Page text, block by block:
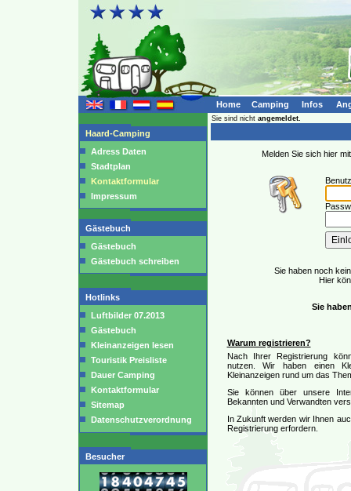
Home Camping Infos
Haard-Camping
Adress Daten
Stadtplan
Kontaktformular
Impressum
Gästebuch
Gästebuch
Gästebuch schreiben
Hotlinks
Luftbilder 07.2013
Gästebuch
Kleinanzeigen lesen
Touristik Preisliste
Dauer Camping
Kontaktformular
Sitemap
Datenschutzverordnung
Besucher
Sie sind nicht angemeldet.
Melden Sie sich hier
Sie haben noch
Hier
Sie
Warum registrieren?
Nach Ihrer Registrierung
nutzen. Wir haben einen
Kleinanzeigen rund um das
Sie können über unsere
Bekannten und Verwandten
In Zukunft werden wir Ihnen
Registrierung erfordern.